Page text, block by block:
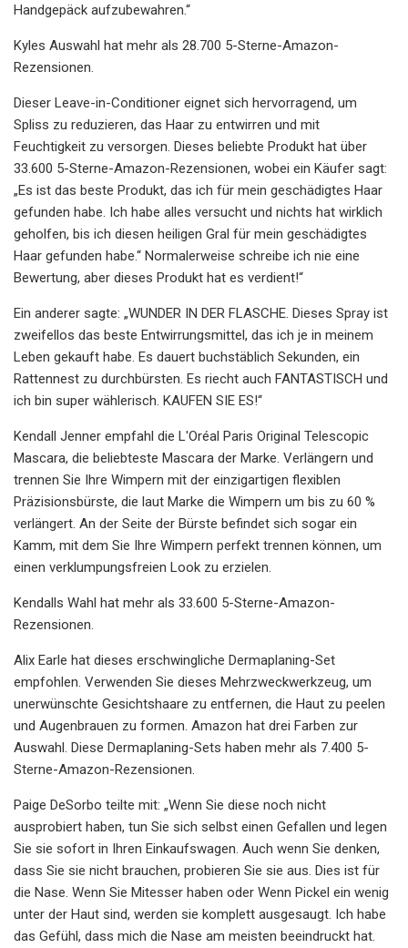
Handgepäck aufzubewahren.“
Kyles Auswahl hat mehr als 28.700 5-Sterne-Amazon-
Rezensionen.
Dieser Leave-in-Conditioner eignet sich hervorragend, um
Spliss zu reduzieren, das Haar zu entwirren und mit
Feuchtigkeit zu versorgen. Dieses beliebte Produkt hat über
33.600 5-Sterne-Amazon-Rezensionen, wobei ein Käufer sagt:
„Es ist das beste Produkt, das ich für mein geschädigtes Haar
gefunden habe. Ich habe alles versucht und nichts hat wirklich
geholfen, bis ich diesen heiligen Gral für mein geschädigtes
Haar gefunden habe.“ Normalerweise schreibe ich nie eine
Bewertung, aber dieses Produkt hat es verdient!“
Ein anderer sagte: „WUNDER IN DER FLASCHE. Dieses Spray ist
zweifellos das beste Entwirrungsmittel, das ich je in meinem
Leben gekauft habe. Es dauert buchstäblich Sekunden, ein
Rattennest zu durchbürsten. Es riecht auch FANTASTISCH und
ich bin super wählerisch. KAUFEN SIE ES!“
Kendall Jenner empfahl die L'Oréal Paris Original Telescopic
Mascara, die beliebteste Mascara der Marke. Verlängern und
trennen Sie Ihre Wimpern mit der einzigartigen flexiblen
Präzisionsbürste, die laut Marke die Wimpern um bis zu 60 %
verlängert. An der Seite der Bürste befindet sich sogar ein
Kamm, mit dem Sie Ihre Wimpern perfekt trennen können, um
einen verklumpungsfreien Look zu erzielen.
Kendalls Wahl hat mehr als 33.600 5-Sterne-Amazon-
Rezensionen.
Alix Earle hat dieses erschwingliche Dermaplaning-Set
empfohlen. Verwenden Sie dieses Mehrzweckwerkzeug, um
unerwünschte Gesichtshaare zu entfernen, die Haut zu peelen
und Augenbrauen zu formen. Amazon hat drei Farben zur
Auswahl. Diese Dermaplaning-Sets haben mehr als 7.400 5-
Sterne-Amazon-Rezensionen.
Paige DeSorbo teilte mit: „Wenn Sie diese noch nicht
ausprobiert haben, tun Sie sich selbst einen Gefallen und legen
Sie sie sofort in Ihren Einkaufswagen. Auch wenn Sie denken,
dass Sie sie nicht brauchen, probieren Sie sie aus. Dies ist für
die Nase. Wenn Sie Mitesser haben oder Wenn Pickel ein wenig
unter der Haut sind, werden sie komplett ausgesaugt. Ich habe
das Gefühl, dass mich die Nase am meisten beeindruckt hat.